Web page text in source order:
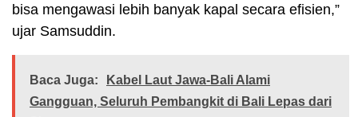
bisa mengawasi lebih banyak kapal secara efisien,”
ujar Samsuddin.
Baca Juga:
Kabel Laut Jawa-Bali Alami
Gangguan, Seluruh Pembangkit di Bali Lepas dari